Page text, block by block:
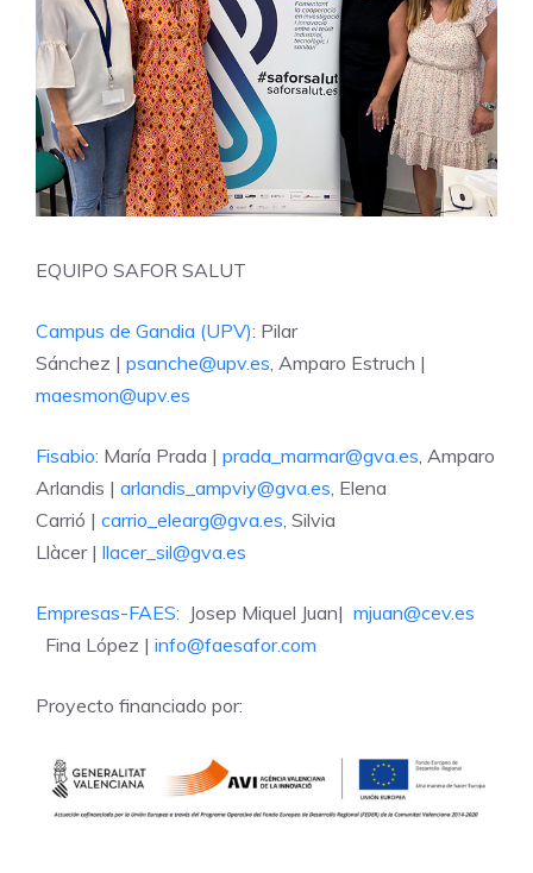
EQUIPO SAFOR SALUT
Campus de Gandia (UPV): Pilar
Sánchez | psanche@upv.es , Amparo Estruch |
maesmon@upv.es
Fisabio: María Prada | prada_marmar@gva.es , Amparo
Arlandis | arlandis_ampviy@gva.es , Elena
Carrió | carrio_elearg@gva.es , Silvia
Llàcer | llacer_sil@gva.es
Empresas-FAES: Josep Miquel Juan| mjuan@cev.es
Fina López | info@faesafor.com
Proyecto financiado por: